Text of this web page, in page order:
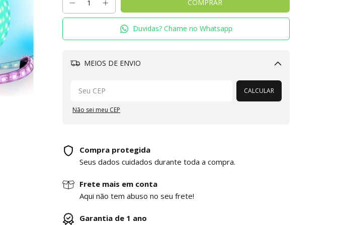
Duvidas? Chame no Whatsapp
MEIOS DE ENVIO
Alterar CEP
CALCULAR
Não sei meu CEP
Compra protegida
Seus dados cuidados durante toda a compra.
Frete mais em conta
Aqui não tem abuso no seu frete!
Garantia de 1 ano